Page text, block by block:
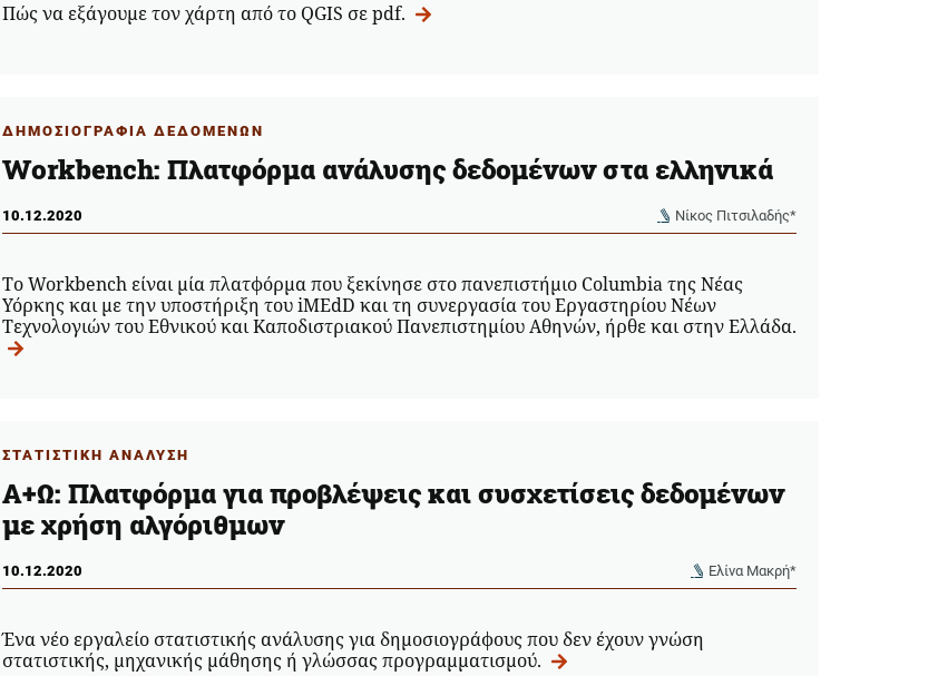
Πώς να εξάγουμε τον χάρτη από το QGIS σε pdf.
ΔΗΜΟΣΙΟΓΡΑΦΙΑ ΔΕΔΟΜΕΝΩΝ
Workbench: Πλατφόρμα ανάλυσης δεδομένων στα ελληνικά
10.12.2020 Νίκος Πιτσιλαδής*
Το Workbench είναι μία πλατφόρμα που ξεκίνησε στο πανεπιστήμιο Columbia της Νέας
Υόρκης και με την υποστήριξη του iMEdD και τη συνεργασία του Εργαστηρίου Νέων
Τεχνολογιών του Εθνικού και Καποδιστριακού Πανεπιστημίου Αθηνών, ήρθε και στην Ελλάδα.
ΣΤΑΤΙΣΤΙΚΗ ΑΝΑΛΥΣΗ
Α+Ω: Πλατφόρμα για προβλέψεις και συσχετίσεις δεδομένων
με χρήση αλγόριθμων
10.12.2020 Ελίνα Μακρή*
Ένα νέο εργαλείο στατιστικής ανάλυσης για δημοσιογράφους που δεν έχουν γνώση
στατιστικής, μηχανικής μάθησης ή γλώσσας προγραμματισμού.